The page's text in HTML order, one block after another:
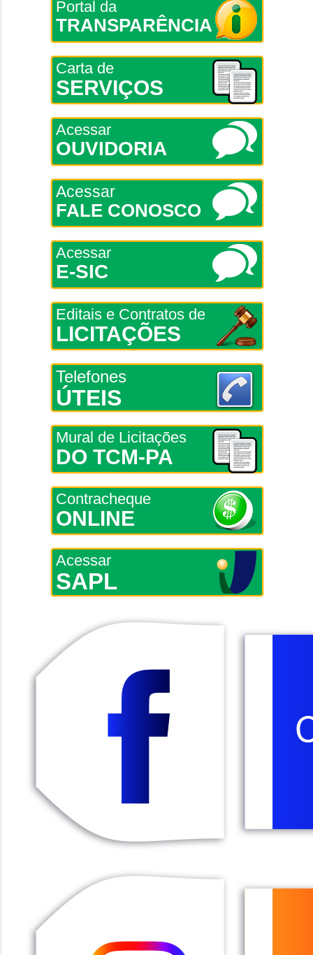
Portal da
TRANSPARÊNCIA
Carta de
SERVIÇOS
Acessar
OUVIDORIA
Acessar
FALE CONOSCO
Acessar
E-SIC
Editais e Contratos de
LICITAÇÕES
Telefones
ÚTEIS
Mural de Licitações
DO TCM-PA
Contracheque
ONLINE
Acessar
SAPL